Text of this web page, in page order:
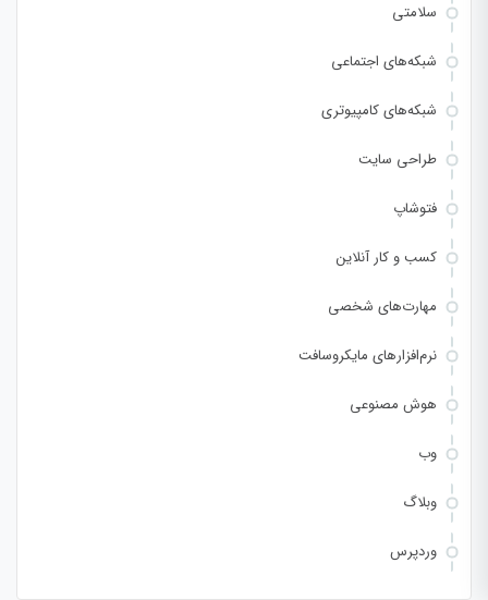
سلامتی
شبکه‌های اجتماعی
شبکه‌های کامپیوتری
طراحی سایت
فتوشاپ
کسب و کار آنلاین
مهارت‌های شخصی
نرم‌افزارهای مایکروسافت
هوش مصنوعی
وب
وبلاگ
وردپرس